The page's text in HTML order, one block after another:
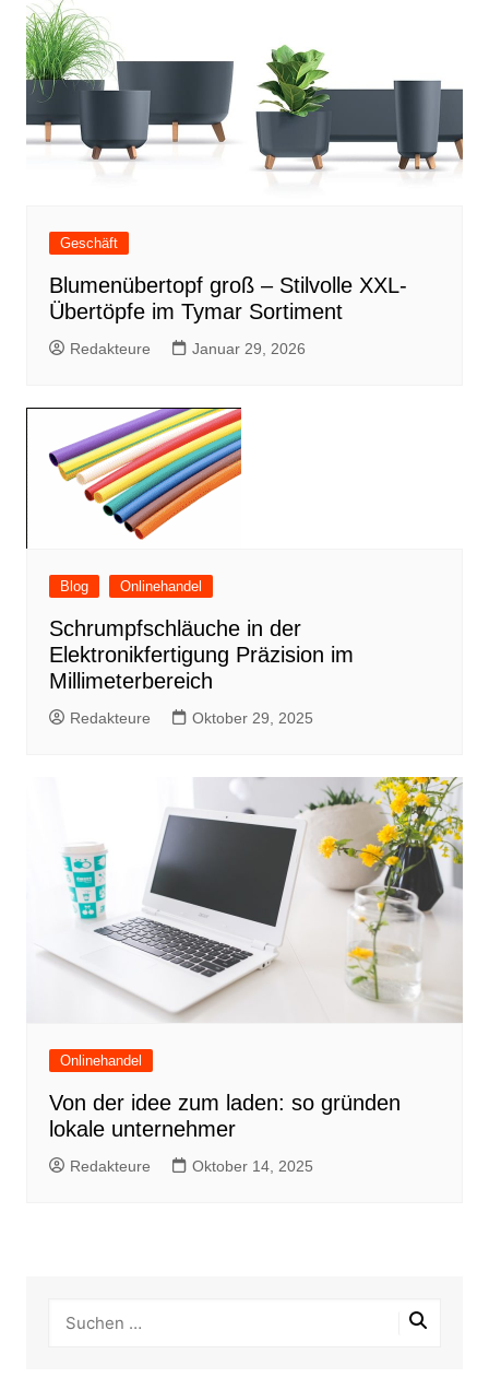
Geschäft
Blumenübertopf groß – Stilvolle XXL-
Übertöpfe im Tymar Sortiment
Redakteure Januar 29, 2026
Blog Onlinehandel
Schrumpfschläuche in der
Elektronikfertigung Präzision im
Millimeterbereich
Redakteure Oktober 29, 2025
Onlinehandel
Von der idee zum laden: so gründen
lokale unternehmer
Redakteure Oktober 14, 2025